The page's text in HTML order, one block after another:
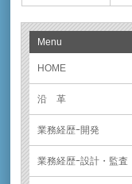
Menu
HOME
沿 革
業務経歴ｰ開発
業務経歴ｰ設計・監査